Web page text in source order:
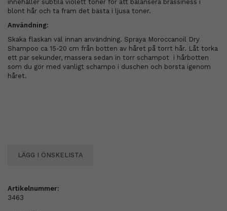
innehåller subtila violett toner för att balansera brassiness i
blont hår och ta fram det bästa i ljusa toner.
Användning:
Skaka flaskan väl innan användning. Spraya Moroccanoil Dry
Shampoo ca 15-20 cm från botten av håret på torrt hår. Låt torka
ett par sekunder, massera sedan in torr schampot i hårbotten
som du gör med vanligt schampo i duschen och borsta igenom
håret.
LÄGG I ÖNSKELISTA
Artikelnummer:
3463